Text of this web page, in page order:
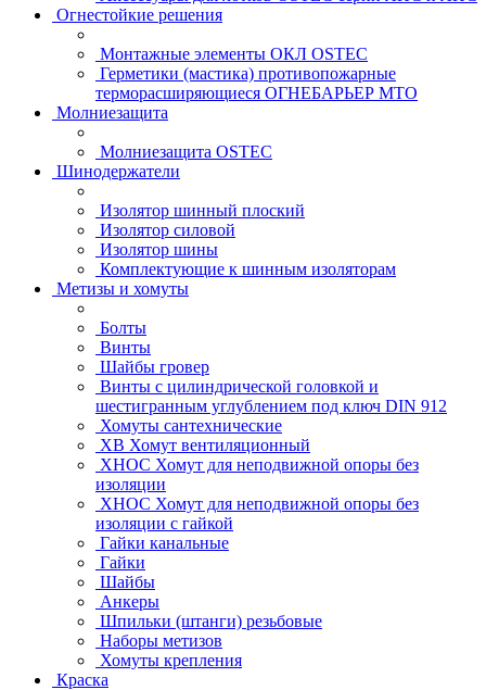
Огнестойкие решения
Монтажные элементы ОКЛ OSTEC
Герметики (мастика) противопожарные
терморасширяющиеся ОГНЕБАРЬЕР МТО
Молниезащита
Молниезащита OSTEC
Шинодержатели
Изолятор шинный плоский
Изолятор силовой
Изолятор шины
Комплектующие к шинным изоляторам
Метизы и хомуты
Болты
Винты
Шайбы гровер
Винты с цилиндрической головкой и
шестигранным углублением под ключ DIN 912
Хомуты сантехнические
ХВ Хомут вентиляционный
ХНОС Хомут для неподвижной опоры без
изоляции
ХНОС Хомут для неподвижной опоры без
изоляции с гайкой
Гайки канальные
Гайки
Шайбы
Анкеры
Шпильки (штанги) резьбовые
Наборы метизов
Хомуты крепления
Краска